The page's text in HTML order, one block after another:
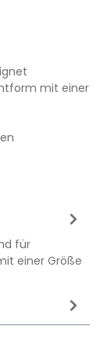
mit einer
für
einer Größe